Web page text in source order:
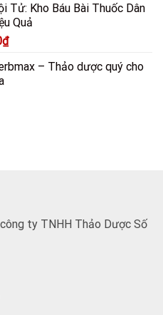
Tử: Kho Báu Bài Thuốc Dân
Quả
₫Giá
tại
– Thảo dược quý cho
ty TNHH Thảo Dược Số